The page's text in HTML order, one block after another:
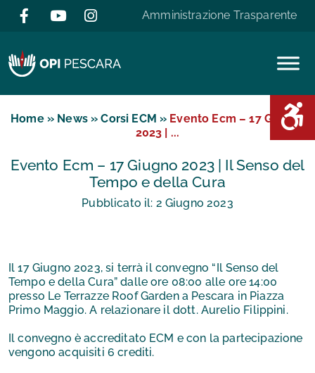
Salta al contenuto
Amministrazione Trasparente
Area
Home» News»Corsi ECM » Evento Ecm – 17 Giugno
2023 | ...
Evento Ecm – 17 Giugno 2023 | Il Senso del
Tempo e della Cura
Pubblicato il: 2 Giugno 2023
Il 17 Giugno 2023, si terrà il convegno “Il Senso del
Tempo e della Cura” dalle ore 08:00 alle ore 14:00
presso Le Terrazze Roof Garden a Pescara in Piazza
Primo Maggio. A relazionare il dott. Aurelio Filippini.
Il convegno è accreditato ECM e con la partecipazione
vengono acquisiti 6 crediti.